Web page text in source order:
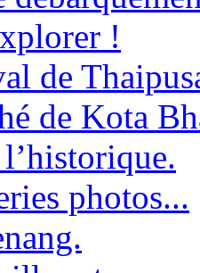
!
de
de Kota
photos...